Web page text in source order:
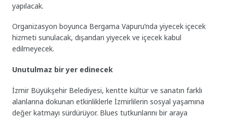
yapılacak.
Organizasyon boyunca Bergama Vapuru’nda yiyecek içecek
hizmeti sunulacak, dışarıdan yiyecek ve içecek kabul
edilmeyecek.
Unutulmaz bir yer edinecek
İzmir Büyükşehir Belediyesi, kentte kültür ve sanatın farklı
alanlarına dokunan etkinliklerle İzmirlilerin sosyal yaşamına
değer katmayı sürdürüyor. Blues tutkunlarını bir araya